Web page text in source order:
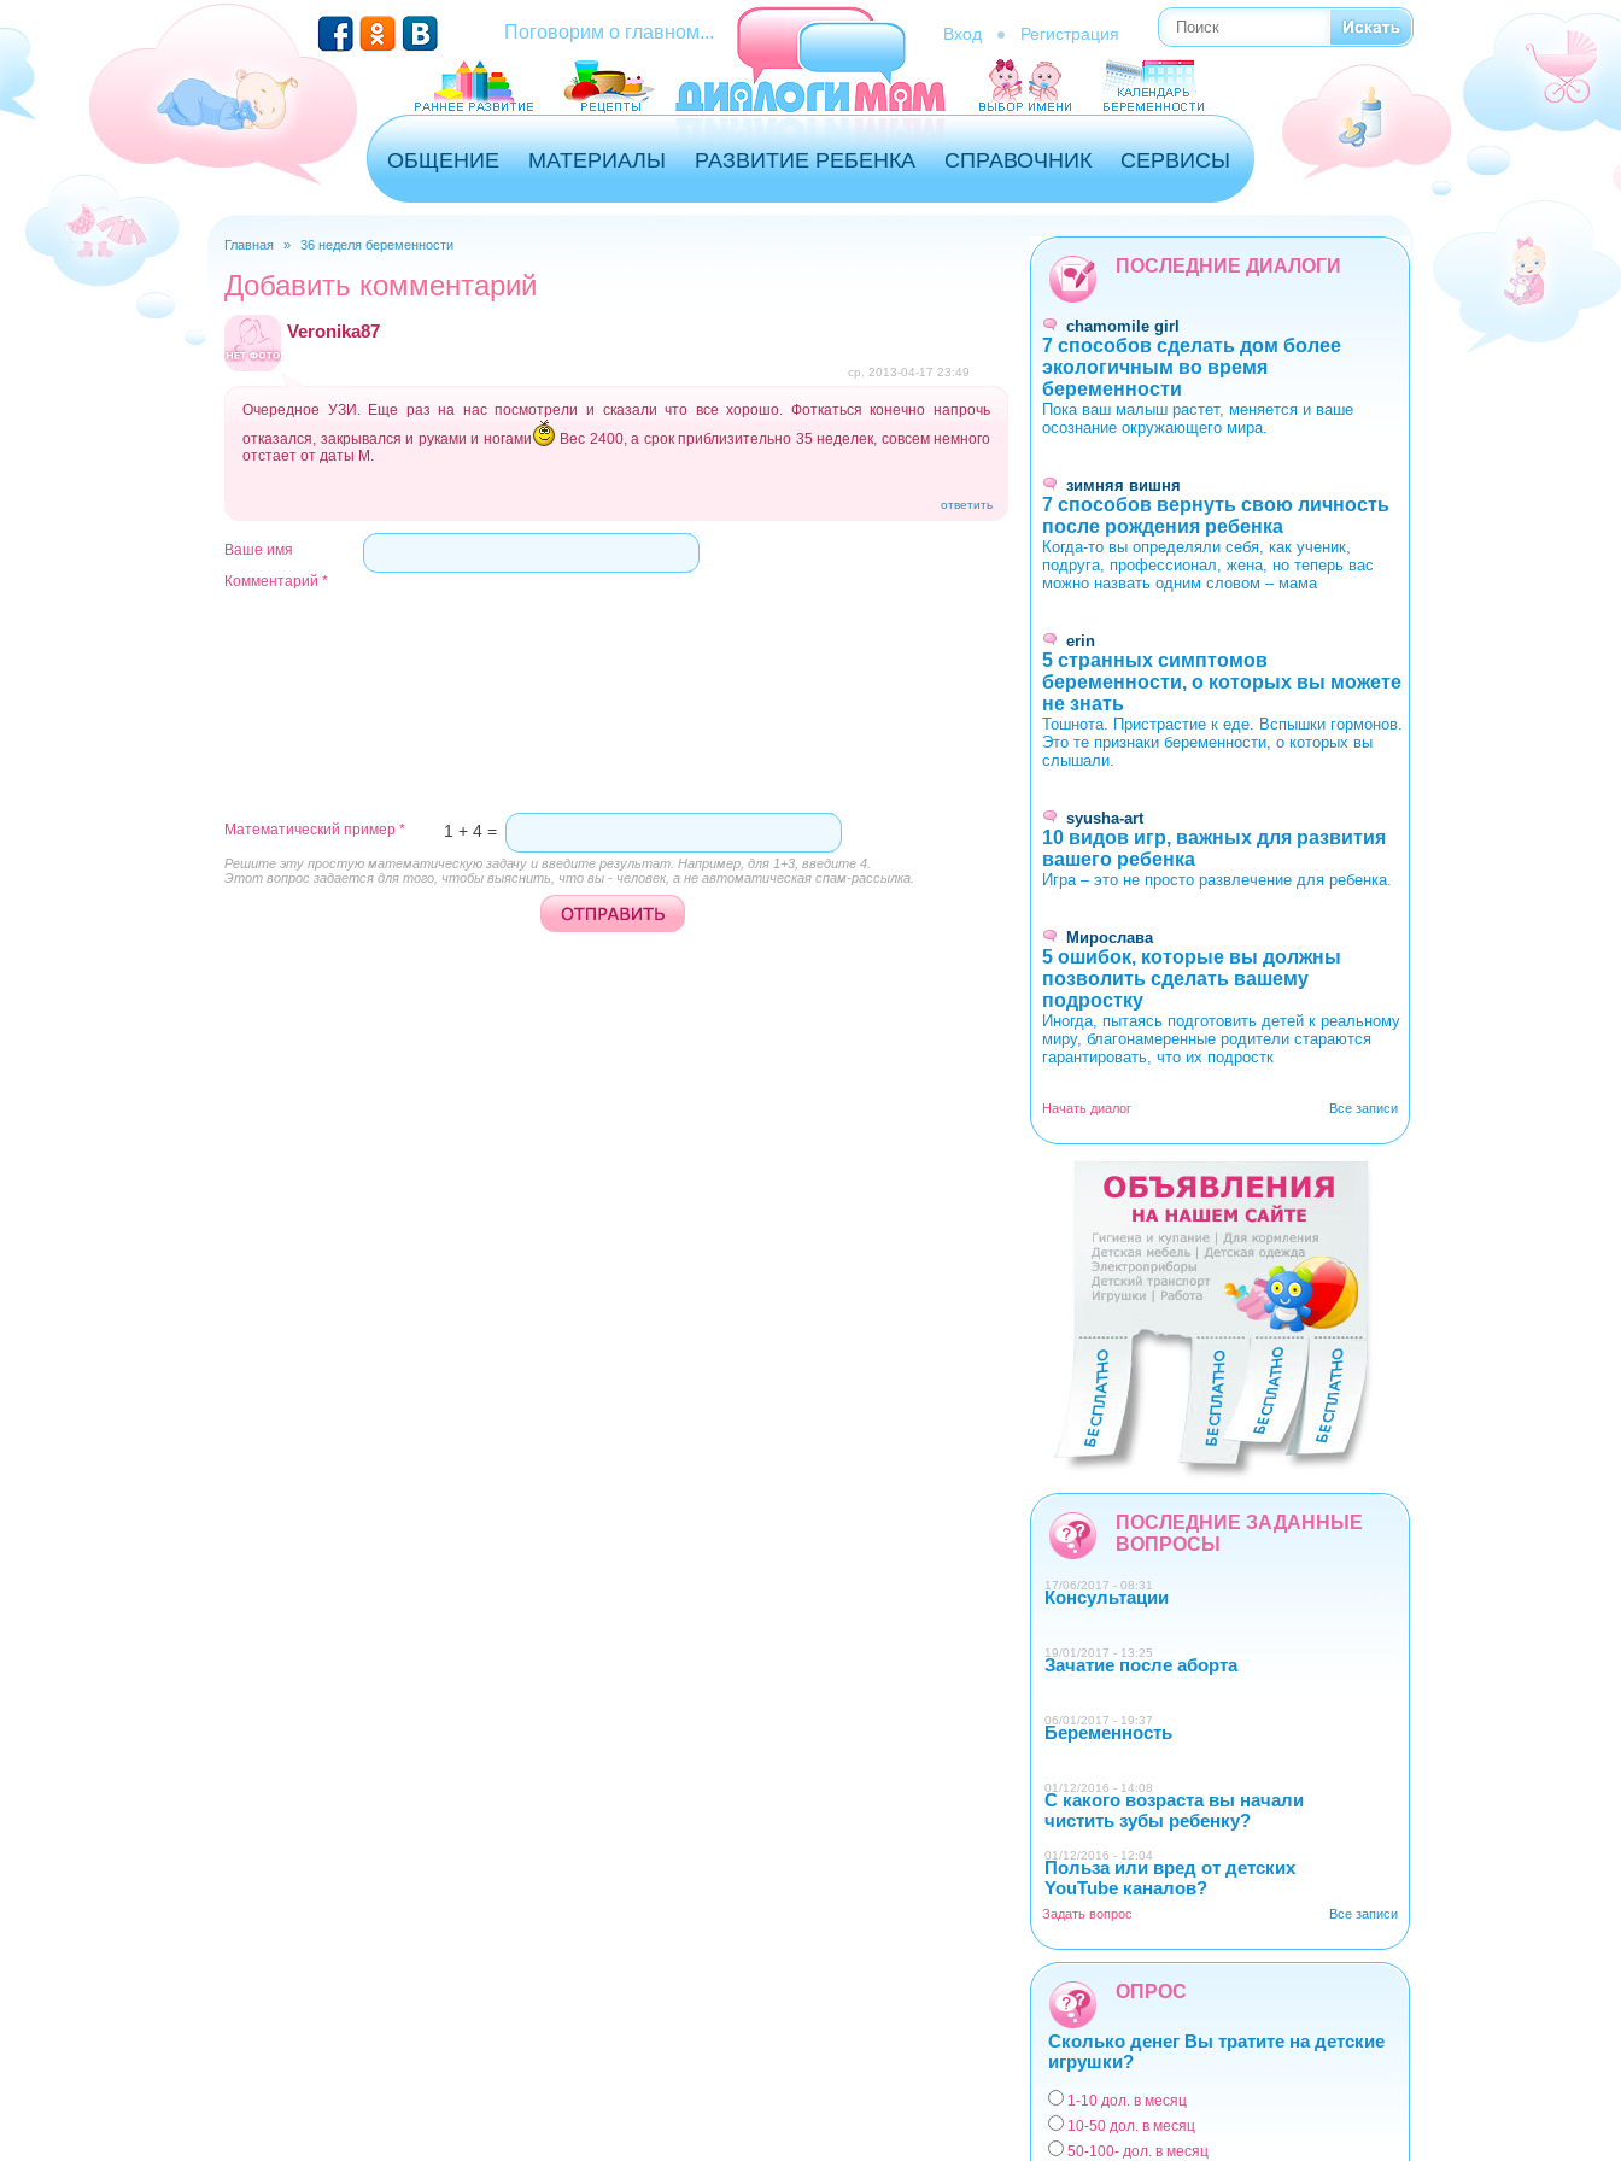
Перейти к основному содержанию
Поговорим о главном... Вход Регистрация Форма поиска
Поиск
ОБЩЕНИЕ МАТЕРИАЛЫ РАЗВИТИЕ РЕБЕНКА СПРАВОЧНИК СЕРВИСЫ
Главная » 36 неделя беременности
Добавить комментарий
Veronika87
ср, 2013-04-17 23:49
Очередное УЗИ. Еще раз на нас посмотрели и сказали что все хорошо. Фоткаться конечно напрочь
отказался, закрывался и руками и ногами
Вес 2400, а срок приблизительно 35 неделек, совсем немного
отстает от даты М.
ответить
Ваше имя
Комментарий *
Этот вопрос задается для того, чтобы выяснить, что вы - человек, а не автоматическая спам-рассылка.
Математический пример * 1 + 4 =
Решите эту простую математическую задачу и введите результат. Например, для 1+3, введите 4.
ПОСЛЕДНИЕ ДИАЛОГИ
chamomile girl
7 способов сделать дом более
экологичным во время
беременности
Пока ваш малыш растет, меняется и ваше
осознание окружающего мира.
зимняя вишня
7 способов вернуть свою личность
после рождения ребенка
Когда-то вы определяли себя, как ученик,
подруга, профессионал, жена, но теперь вас
можно назвать одним словом – мама
erin
5 странных симптомов
беременности, о которых вы можете
не знать
Тошнота. Пристрастие к еде. Вспышки гормонов.
Это те признаки беременности, о которых вы
слышали.
syusha-art
10 видов игр, важных для развития
вашего ребенка
Игра – это не просто развлечение для ребенка.
Мирослава
5 ошибок, которые вы должны
позволить сделать вашему
подростку
Иногда, пытаясь подготовить детей к реальному
миру, благонамеренные родители стараются
гарантировать, что их подростк
Все записи
Начать диалог
0123456789
ПОСЛЕДНИЕ ЗАДАННЫЕ
ВОПРОСЫ
17/06/2017 - 08:31
Консультации
19/01/2017 - 13:25
Зачатие после аборта
06/01/2017 - 19:37
Беременность
01/12/2016 - 14:08
С какого возраста вы начали
чистить зубы ребенку?
01/12/2016 - 12:04
Польза или вред от детских
YouTube каналов?
Все записи
Задать вопрос
ОПРОС
Сколько денег Вы тратите на детские
игрушки?
Варианты
1-10 дол. в месяц
10-50 дол. в месяц
50-100- дол. в месяц